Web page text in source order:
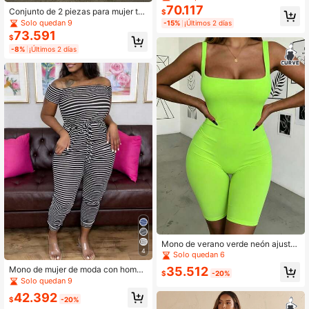
Conjunto de 2 piezas para mujer tall
a grande con estampado a cuadros,
manga corta holgada y pantalones,
elegante de verano
Solo quedan 9
$73.591
-8% ¡Últimos 2 días
4
Mono de mujer de moda con hombr
os descubiertos a rayas, casual y el
egante para el verano
Solo quedan 9
$42.392 -20%
a grande, para verano
$70.117
-15% ¡Últimos 2 días
Mono de verano verde neón ajusta
do para mujer de talla grande
Solo quedan 6
$35.512 -20%